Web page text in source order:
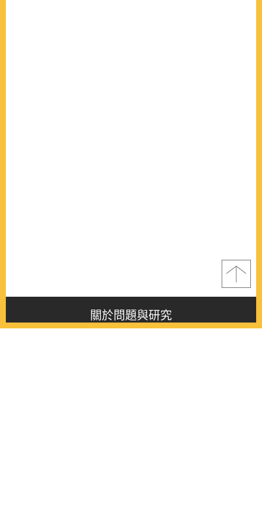
關於問題與研究
About this journal